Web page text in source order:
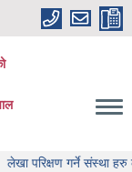
गर्ने संस्था हरु को